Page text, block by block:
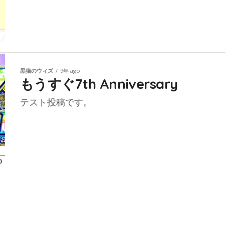
黒猫のウィズ 9年 ago
もうすぐ7th Anniversary
テスト投稿です。